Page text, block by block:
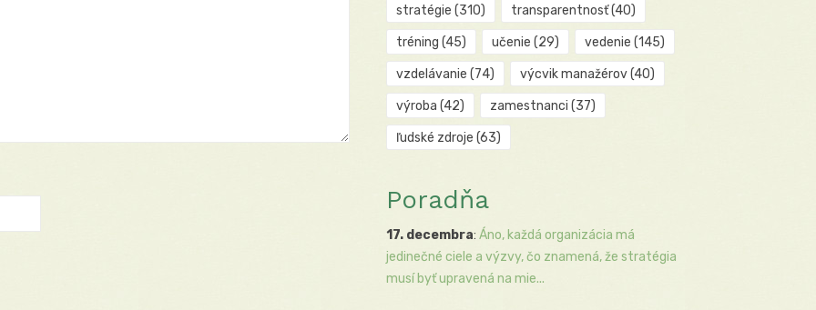
stratégie (310) transparentnosť(40)
tréning (45) učenie (29) vedenie (145)
vzdelávanie (74) výcvik manažérov(40)
výroba (42) zamestnanci (37)
ľudské zdroje (63)
Poradňa
17. decembra: Áno, každá organizácia má
jedinečné ciele a výzvy, čo znamená, že stratégia
musí byť upravená na mie...